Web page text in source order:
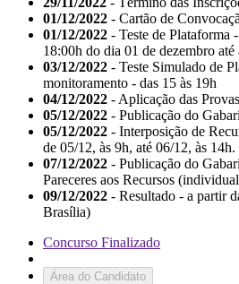
01/12/2022 - Cartão de
01/12/2022 - Teste de Plataforma
18:00h do dia 01 de dezembro
03/12/2022 - Teste Simulado de
monitoramento - das 15 às 19h
04/12/2022 - Aplicação das
05/12/2022 - Publicação do
05/12/2022 - Interposição de
de 05/12, às 9h, até 06/12, às 14h.
07/12/2022 - Publicação do
Pareceres aos Recursos
09/12/2022 - Resultado - a partir
Brasília)
Concurso Finalizado
Área do Candidato